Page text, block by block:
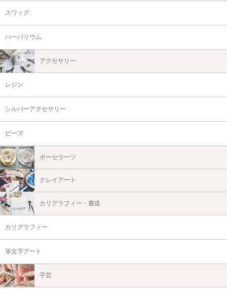
スワッグ
ハーバリウム
アクセサリー
レジン
シルバーアクセサリー
ビーズ
ポーセラーツ
クレイアート
カリグラフィー・書道
カリグラフィー
筆文字アート
手芸